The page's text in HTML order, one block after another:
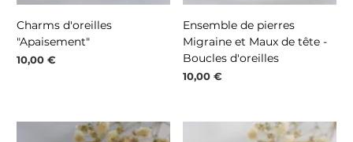
Charms d'oreilles
"Apaisement"
Prix
10,00 €
Ensemble de pierres
Migraine et Maux de tête -
Boucles d'oreilles
Prix
10,00 €